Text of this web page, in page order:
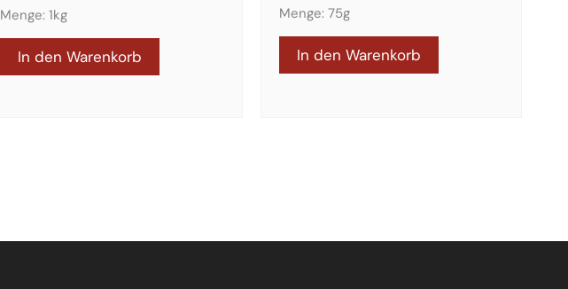
Menge: 1kg
In den Warenkorb
Menge: 75g
In den Warenkorb